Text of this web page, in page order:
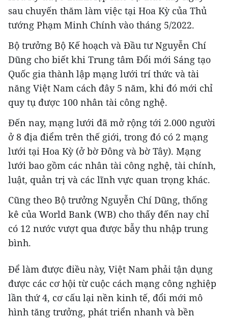
sau chuyến thăm làm việc tại Hoa Kỳ của Thủ
tướng Phạm Minh Chính vào tháng 5/2022.
Bộ trưởng Bộ Kế hoạch và Đầu tư Nguyễn Chí
Dũng cho biết khi Trung tâm Đổi mới Sáng tạo
Quốc gia thành lập mạng lưới trí thức và tài
năng Việt Nam cách đây 5 năm, khi đó mới chỉ
quy tụ được 100 nhân tài công nghệ.
Đến nay, mạng lưới đã mở rộng tới 2.000 người
ở 8 địa điểm trên thế giới, trong đó có 2 mạng
lưới tại Hoa Kỳ (ở bờ Đông và bờ Tây). Mạng
lưới bao gồm các nhân tài công nghệ, tài chính,
luật, quản trị và các lĩnh vực quan trọng khác.
Cũng theo Bộ trưởng Nguyễn Chí Dũng, thống
kê của World Bank (WB) cho thấy đến nay chỉ
có 12 nước vượt qua được bẫy thu nhập trung
bình.
Để làm được điều này, Việt Nam phải tận dụng
được các cơ hội từ cuộc cách mạng công nghiệp
lần thứ 4, cơ cấu lại nền kinh tế, đổi mới mô
hình tăng trưởng, phát triển nhanh và bền